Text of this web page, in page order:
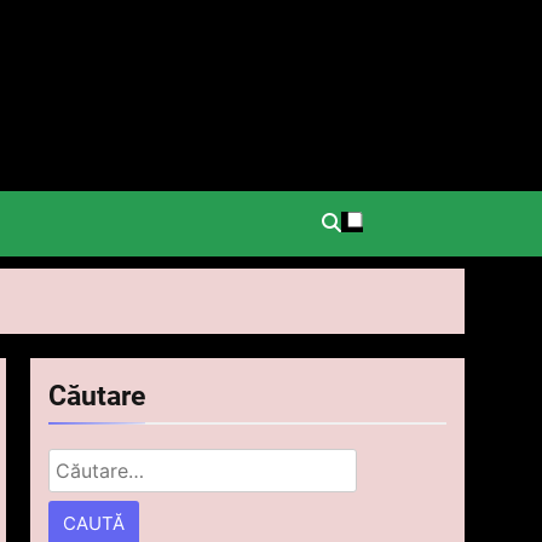
Căutare
Caută
după: